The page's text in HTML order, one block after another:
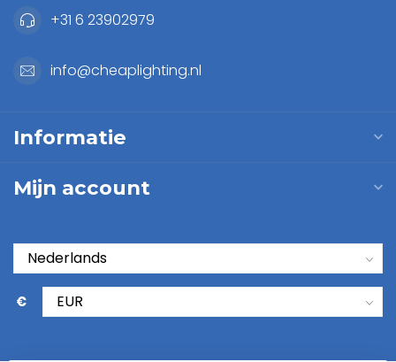
+31 6 23902979
info@cheaplighting.nl
Informatie
Mijn account
€